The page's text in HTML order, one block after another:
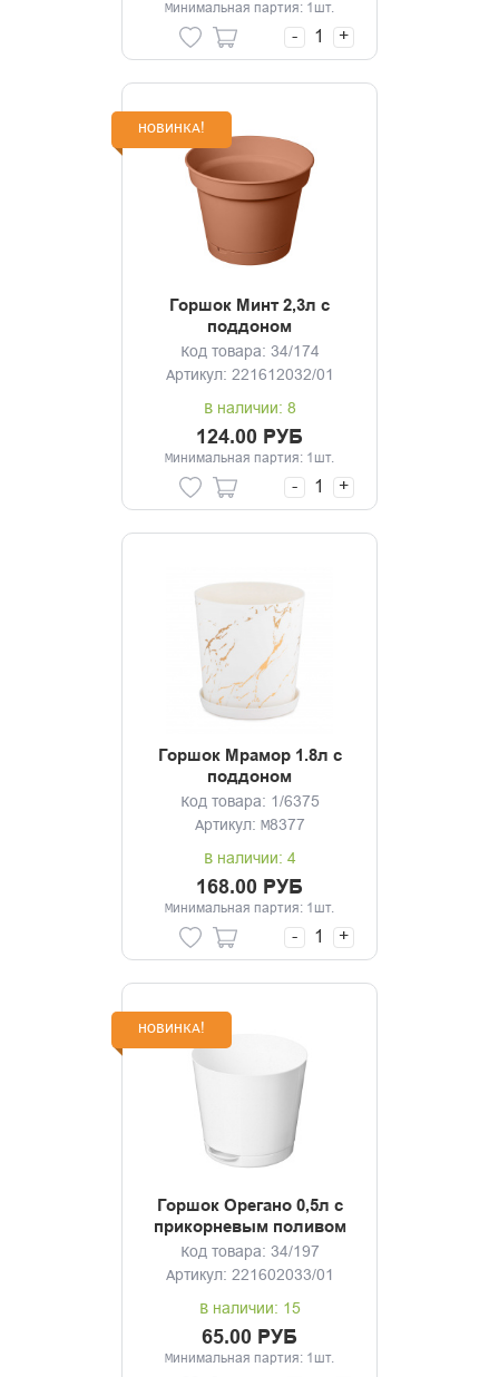
Минимальная партия: 1шт.
- +
НОВИНКА!
Горшок Минт 2,3л с
поддоном
(терракотовый)
Код товара: 34/174
Артикул: 221612032/01
В наличии: 8
124.00 РУБ
Минимальная партия: 1шт.
- +
Горшок Мрамор 1.8л с
поддоном
Код товара: 1/6375
Артикул: М8377
В наличии: 4
168.00 РУБ
Минимальная партия: 1шт.
- +
НОВИНКА!
Горшок Орегано 0,5л с
прикорневым поливом
(мраморный)
Код товара: 34/197
Артикул: 221602033/01
В наличии: 15
65.00 РУБ
Минимальная партия: 1шт.